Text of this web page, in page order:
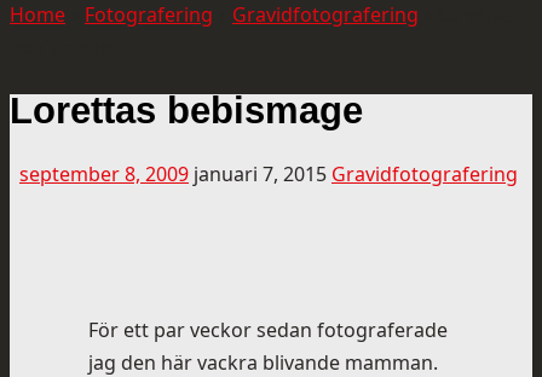
Home Fotografering Gravidfotografering
Lorettas bebismage
september 8, 2009 januari 7, 2015 Gravidfotografering
För ett par veckor sedan fotograferade
jag den här vackra blivande mamman.